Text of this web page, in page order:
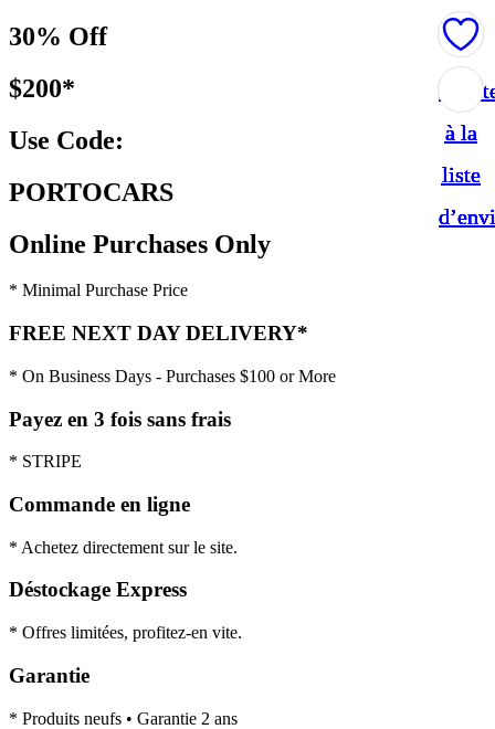
30% Off
$200*
Use Code:
PORTOCARS
Online Purchases Only
* Minimal Purchase Price
FREE NEXT DAY DELIVERY*
* On Business Days - Purchases $100 or More
Payez en 3 fois sans frais
* STRIPE
Commande en ligne
* Achetez directement sur le site.
Déstockage Express
* Offres limitées, profitez-en vite.
Garantie
* Produits neufs • Garantie 2 ans
à la
liste
à la
liste
à la
liste
à la
liste
à la
liste